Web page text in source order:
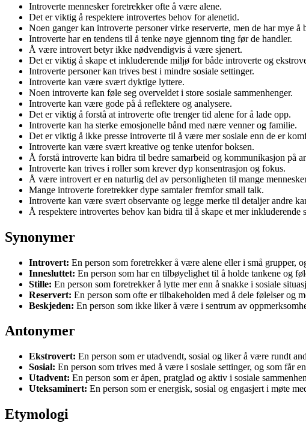
Introverte mennesker foretrekker ofte å være alene.
Det er viktig å respektere introvertes behov for alenetid.
Noen ganger kan introverte personer virke reserverte, men de har mye å
Introverte har en tendens til å tenke nøye gjennom ting før de handler.
Å være introvert betyr ikke nødvendigvis å være sjenert.
Det er viktig å skape et inkluderende miljø for både introverte og
Introverte personer kan trives best i mindre sosiale settinger.
Introverte kan være svært dyktige lyttere.
Noen introverte kan føle seg overveldet i store sosiale sammenhenger.
Introverte kan være gode på å reflektere og analysere.
Det er viktig å forstå at introverte ofte trenger tid alene for å lade opp.
Introverte kan ha sterke emosjonelle bånd med nære venner og familie.
Det er viktig å ikke presse introverte til å være mer sosiale enn de er
Introverte kan være svært kreative og tenke utenfor boksen.
Å forstå introverte kan bidra til bedre samarbeid og kommunikasjon på
Introverte kan trives i roller som krever dyp konsentrasjon og fokus.
Å være introvert er en naturlig del av personligheten til mange
Mange introverte foretrekker dype samtaler fremfor small talk.
Introverte kan være svært observante og legge merke til detaljer andre
Å respektere introvertes behov kan bidra til å skape et mer inkluderende
Synonymer
Introvert: En person som foretrekker å være alene eller i små grupper,
Innesluttet: En person som har en tilbøyelighet til å holde tankene og
Stille: En person som foretrekker å lytte mer enn å snakke i sosiale
Reservert: En person som ofte er tilbakeholden med å dele følelser og
Beskjeden: En person som ikke liker å være i sentrum av
Antonymer
Ekstrovert: En person som er utadvendt, sosial og liker å være rundt
Sosial: En person som trives med å være i sosiale settinger, og som får
Utadvent: En person som er åpen, pratglad og aktiv i sosiale
Uteksaminert: En person som er energisk, sosial og engasjert i møte
Etymologi